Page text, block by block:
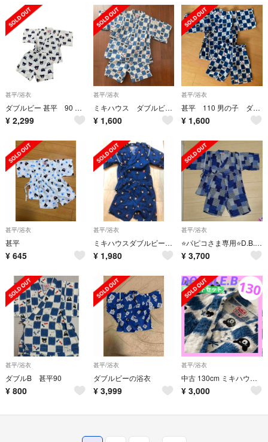
甚平/浴衣
ダブルビー 甚平 90 総柄
¥ 2,299
甚平/浴衣
ミキハウス ダブルビー 甚平 ♡
¥ 1,600
甚平/浴衣
甚平 110 男の子 ダブルビー ミキハウス
¥ 1,600
甚平/浴衣
甚平
¥ 645
甚平/浴衣
ミキハウスダブルビー110
¥ 1,980
甚平/浴衣
⭐パピコさま専用⭐D.B. ダブルガーゼ甚平 130
¥ 3,700
甚平/浴衣
ダブルB 甚平90
¥ 800
甚平/浴衣
ダブルビーの浴衣
¥ 3,999
甚平/浴衣
中古 130cm ミキハウス ダブルB 甚平 総柄 お祭り 部屋着 浴衣
¥ 3,000